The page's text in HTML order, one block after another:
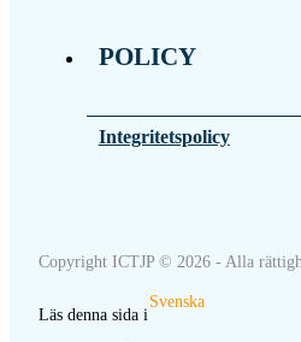
POLICY
Integritetspolicy
Copyright ICTJP © 2026 - Alla
Läs denna sida i
Svenska